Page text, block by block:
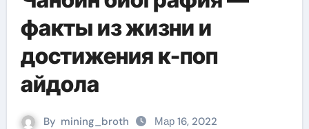
факты из жизни и
достижения к-поп
айдола
By mining_broth Мар 16, 2022